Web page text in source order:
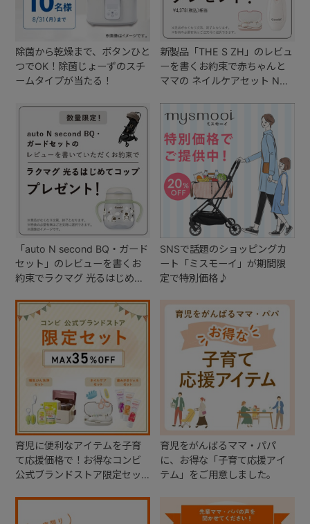
除菌から乾燥まで、ボタンひと
つでOK！除菌じょーずのスチ
ームタイプが当たる！
新製品「THE S ZH」のレビュ
ーを書くお約束で赤ちゃんと
ママの ネイルケアセット Nを
「auto N second BQ・ガード
セット」のレビューを書くお
約束でラクマグ 光るはじめて
SNSで話題のショッピングカ
ート「ミスモーイ」が期間限
定で特別価格♪
育児に便利なアイテムを子育
て応援価格で！お得なコンビ
公式ブランドストア限定セッ
育児をがんばるママ・パパ
に、お得な「子育て応援アイ
テム」をご用意しました。